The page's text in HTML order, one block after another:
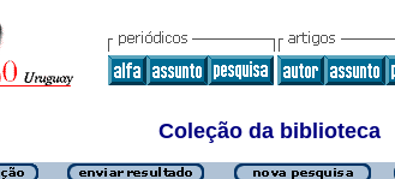
Coleção da biblioteca